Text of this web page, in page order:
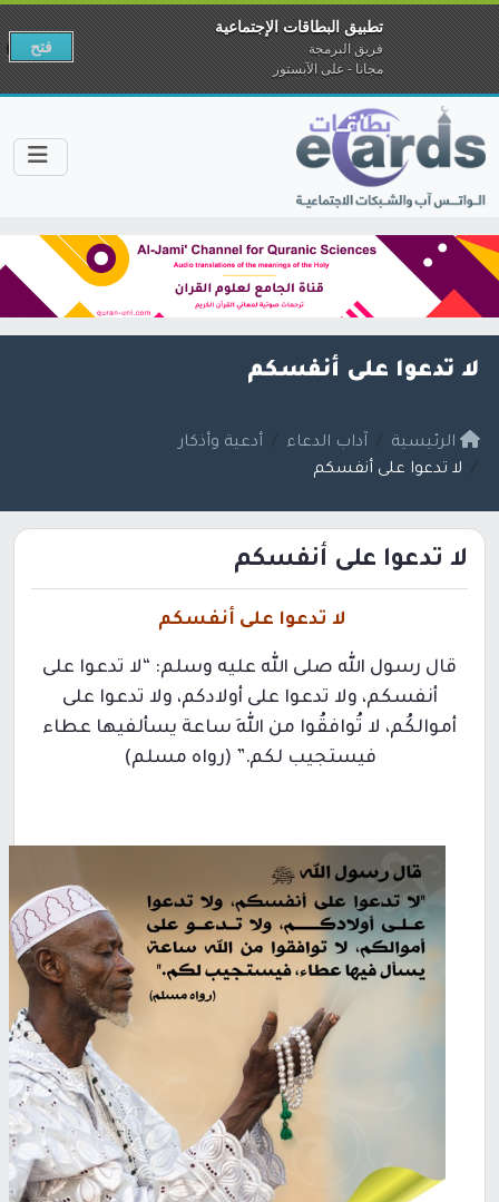
لا تدعوا على أنفسكم
الرئيسية آداب الدعاء
أدعية وأذكار
لا تدعوا على أنفسكم
لا تدعوا على أنفسكم
لا تدعوا على أنفسكم
قال رسول الله صلى الله عليه وسلم: “لا تدعوا على
أنفسكم، ولا تدعوا على أولادكم، ولا تدعوا على
أموالكُم، لا تُوافقُوا من اللهِ ساعة يسألفيها عطاء
فيستجيب لكم.” (رواه مسلم)
تطبيق البطاقات الإجتماعية
فريق البرمجة
مجانا - على الآبستور
فتح